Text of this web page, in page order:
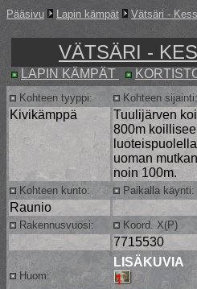
Pääsivu Lapin kämpät Vätsäri -
VÄTSÄRI -
LAPIN KÄMPÄT
Kohteen tyyppi: Kohteen sijainti:
Kivikämppä
Tuulijärven
800m
uoman
noin 100m.
Kohteen kunto: Paikalla käynti:
Raunio
Rakennusvuosi: Koord. X(P)
7715530
Huom:
LISÄKUVIA